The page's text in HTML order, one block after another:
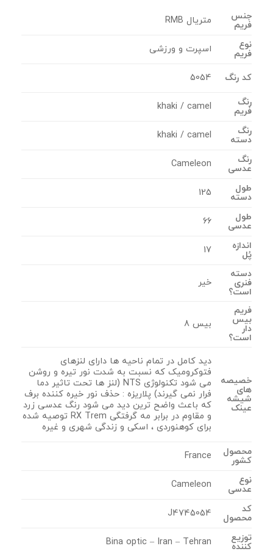
جنس
فریم
متریال RMB
نوع
فریم اسپرت و ورزشی
کد رنگ
5054
رنگ
فریم
khaki / camel
رنگ
دسته
khaki / camel
رنگ
عدسی
Cameleon
طول
دسته
125
طول
عدسی
66
اندازه
پُل
17
دسته
فنری
است؟
خیر
فریم
بیس
دار
است؟
بیس 8
خصیصه
های
شیشه
عینک
دید کامل در تمام ناحیه ها دارای لنزهای
فتوکرومیک که نسبت به شدت نور تیره و روشن
می شود تکنولوژی NTS (لنز ها تحت تاثیر دما
فرار نمی گیرند) پلاریزه : حذف نور خیره کننده برف
که باعث واضح ترین دید می شود رنگ عدسی زرد
و مقاوم در برابر مه گرفتگی RX Trem توصیه شده
برای کوهنوردی ، اسکی و زندگی شهری و غیره
محصول
کشور
France
نوع
عدسی
Cameleon
کد
محصول
J4745054
توزیع
کننده Bina optic – Iran – Tehran